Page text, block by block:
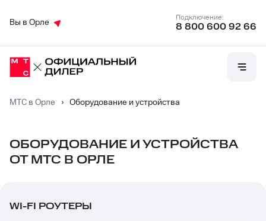
Вы в Орле
Подключение:
8 800 600 92 66
МТС в Орле › Оборудование и устройства
ОБОРУДОВАНИЕ И УСТРОЙСТВА
ОТ МТС В ОРЛЕ
WI-FI РОУТЕРЫ